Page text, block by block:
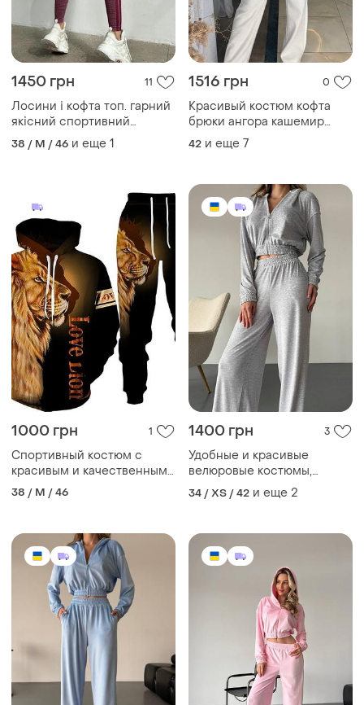
1450 грн 11
Лосини і кофта топ. гарний
якісний спортивний
комплект, з пуш ап ефектом
38 / M / 46 и еще 1
1516 грн 0
Красивый костюм кофта
брюки ангора кашемир
очень качественный
42 и еще 7
1000 грн 1
Спортивный костюм с
красивым и качественным
рисунком льва, унисекс
38 / M / 46
1400 грн 3
Удобные и красивые
велюровые костюмы,
качественный пошив,
двойной капюшон и
34 / XS / 42 и еще 2